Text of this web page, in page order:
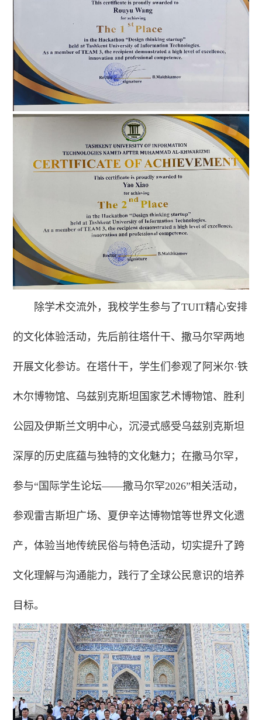
除学术交流外，我校学生参与了TUIT精心安排
的文化体验活动，先后前往塔什干、撒马尔罕两地
开展文化参访。在塔什干，学生们参观了阿米尔·铁
木尔博物馆、乌兹别克斯坦国家艺术博物馆、胜利
公园及伊斯兰文明中心，沉浸式感受乌兹别克斯坦
深厚的历史底蕴与独特的文化魅力；在撒马尔罕，
参与“国际学生论坛——撒马尔罕2026”相关活动，
参观雷吉斯坦广场、夏伊辛达博物馆等世界文化遗
产，体验当地传统民俗与特色活动，切实提升了跨
文化理解与沟通能力，践行了全球公民意识的培养
目标。